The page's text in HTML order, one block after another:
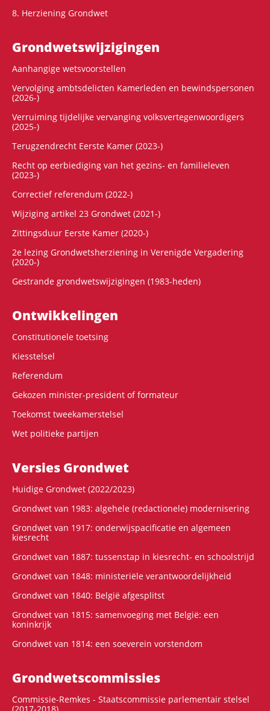
8. Herziening Grondwet
Grondwets­wijzigingen
Aanhangige wetsvoorstellen
Vervolging ambtsdelicten Kamerleden en bewindspersonen
(2026-)
Verruiming tijdelijke vervanging volksvertegenwoordigers
(2025-)
Terugzendrecht Eerste Kamer (2023-)
Recht op eerbiediging van het gezins- en familieleven
(2023-)
Correctief referendum (2022-)
Wijziging artikel 23 Grondwet (2021-)
Zittingsduur Eerste Kamer (2020-)
2e lezing Grondwetsherziening in Verenigde Vergadering
(2020-)
Gestrande grondwetswijzigingen (1983-heden)
Ontwikke­lingen
Constitutionele toetsing
Kiesstelsel
Referendum
Gekozen minister-president of formateur
Toekomst tweekamerstelsel
Wet politieke partijen
Versies Grondwet
Huidige Grondwet (2022/2023)
Grondwet van 1983: algehele (redactionele) modernisering
Grondwet van 1917: onderwijspacificatie en algemeen
kiesrecht
Grondwet van 1887: tussenstap in kiesrecht- en schoolstrijd
Grondwet van 1848: ministeriële verantwoordelijkheid
Grondwet van 1840: België afgesplitst
Grondwet van 1815: samenvoeging met België: een
koninkrijk
Grondwet van 1814: een soeverein vorstendom
Grondwets­commissies
Commissie-Remkes - Staatscommissie parlementair stelsel